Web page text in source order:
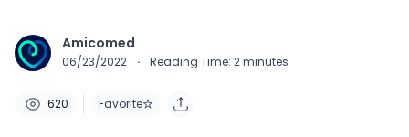
realtà,la luce solare si rivelerebbe un ottimo
strumento in grado di ridurre patologie più
serie, come gli ictus e gli infarti
Lo sostiene una nuova ricerca condotta dalle